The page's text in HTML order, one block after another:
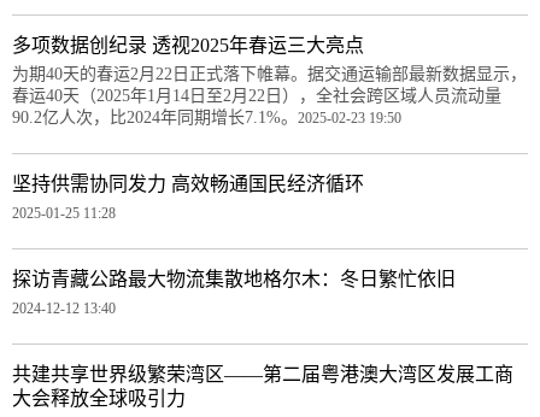
多项数据创纪录 透视2025年春运三大亮点
为期40天的春运2月22日正式落下帷幕。据交通运输部最新数据显示，
春运40天（2025年1月14日至2月22日），全社会跨区域人员流动量
90.2亿人次，比2024年同期增长7.1%。 2025-02-23 19:50
坚持供需协同发力 高效畅通国民经济循环
2025-01-25 11:28
探访青藏公路最大物流集散地格尔木：冬日繁忙依旧
2024-12-12 13:40
共建共享世界级繁荣湾区——第二届粤港澳大湾区发展工商
大会释放全球吸引力